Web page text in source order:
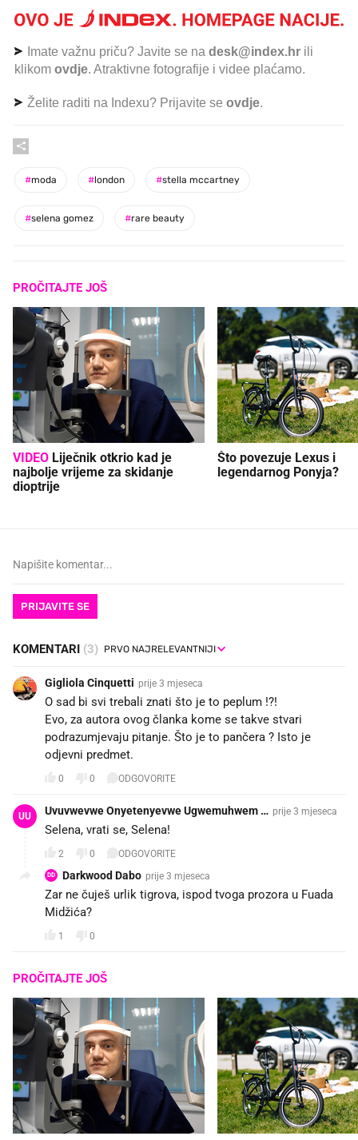
Imate važnu priču? Javite se na desk@index.hr ili
klikom ovdje. Atraktivne fotografije i videe plaćamo.
Želite raditi na Indexu? Prijavite se ovdje.
#moda #london #stella mccartney
#selena gomez #rare beauty
PROČITAJTE JOŠ
VIDEO
najbolje vrijeme za skidanje
dioptrije
Što povezuje Lexus i
legendarnog Ponyja?
PRIJAVITE SE
KOMENTARI (3)
Gigliola Cinquetti prije 3 mjeseca
O sad bi svi trebali znati što je to peplum !?!
Evo, za autora ovog članka kome se takve stvari
podrazumjevaju pitanje. Što je to pančera ? Isto je
odjevni predmet.
0 0 ODGOVORITE
UU
Uvuvwevwe Onyetenyevwe Ugwemuhwem O
sas
prije 3 mjeseca
Selena, vrati se, Selena!
2 0 ODGOVORITE
DD Darkwood Dabo prije 3 mjeseca
Zar ne čuješ urlik tigrova, ispod tvoga prozora u Fuada
Midžića?
1 0
PROČITAJTE JOŠ